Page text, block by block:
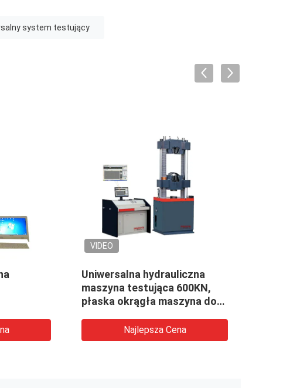
system testujący
VIDEO
Uniwersalna hydrauliczna
maszyna testująca 600KN,
płaska okrągła maszyna do
rozciąganieNajlepsza Cena